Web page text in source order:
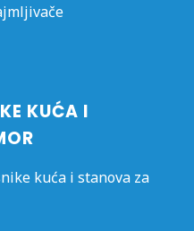
KUĆA I
kuća i stanova za